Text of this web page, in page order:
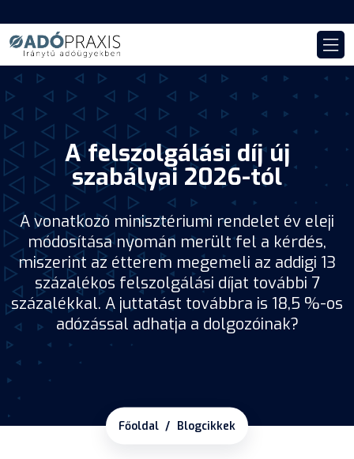
A felszolgálási díj új
szabályai 2026-tól
A vonatkozó minisztériumi rendelet év eleji
módosítása nyomán merült fel a kérdés,
miszerint az étterem megemeli az addigi 13
százalékos felszolgálási díjat további 7
százalékkal. A juttatást továbbra is 18,5 %-os
adózással adhatja a dolgozóinak?
Főoldal Blogcikkek